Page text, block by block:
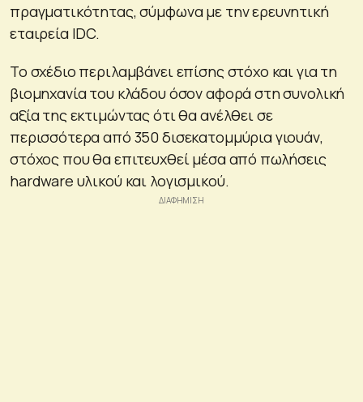
πραγματικότητας, σύμφωνα με την ερευνητική
εταιρεία IDC.
Το σχέδιο περιλαμβάνει επίσης στόχο και για τη
βιομηχανία του κλάδου όσον αφορά στη συνολική
αξία της εκτιμώντας ότι θα ανέλθει σε
περισσότερα από 350 δισεκατομμύρια γιουάν,
στόχος που θα επιτευχθεί μέσα από πωλήσεις
hardware υλικού και λογισμικού.